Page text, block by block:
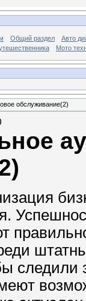
Общий раздел
Авто
Мото
обслуживание(2)
следили